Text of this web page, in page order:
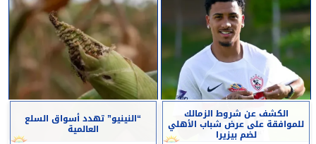
الكشف عن شروط الزمالك
للموافقة على عرض شباب الأهلي
لضم بيزيرا
“النينيو” تهدد أسواق السلع
العالمية